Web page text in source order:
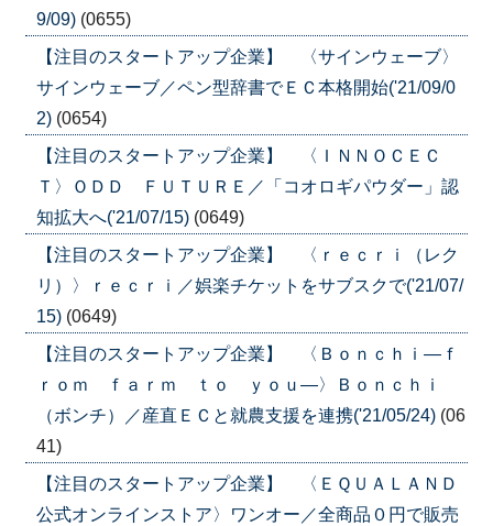
9/09) (0655)
【注目のスタートアップ企業】 〈サインウェーブ〉
サインウェーブ／ペン型辞書でＥＣ本格開始('21/09/0
2) (0654)
【注目のスタートアップ企業】 〈ＩＮＮＯＣＥＣ
Ｔ〉ＯＤＤ ＦＵＴＵＲＥ／「コオロギパウダー」認
知拡大へ('21/07/15) (0649)
【注目のスタートアップ企業】 〈ｒｅｃｒｉ（レク
リ）〉ｒｅｃｒｉ／娯楽チケットをサブスクで('21/07/
15) (0649)
【注目のスタートアップ企業】 〈Ｂｏｎｃｈｉ―ｆ
ｒｏｍ ｆａｒｍ ｔｏ ｙｏｕ―〉Ｂｏｎｃｈｉ
（ボンチ）／産直ＥＣと就農支援を連携('21/05/24) (06
41)
【注目のスタートアップ企業】 〈ＥＱＵＡＬＡＮＤ
公式オンラインストア〉ワンオー／全商品０円で販売